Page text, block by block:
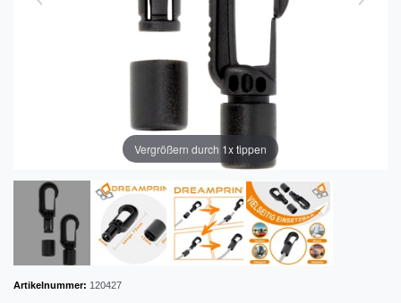
Vergrößern durch 1x tippen
Artikelnummer: 120427